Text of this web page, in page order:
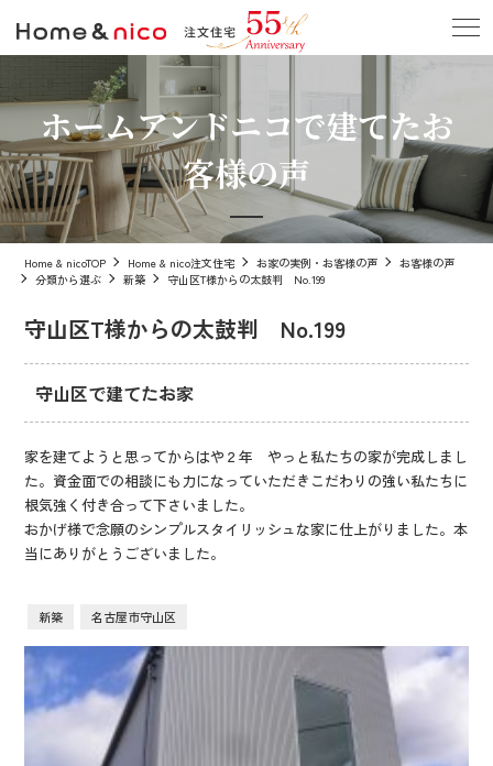
ホームアンドニコで建てたお
客様の声
Home & nicoTOP Home & nico注文住宅 お家の実例・お客様の声
お客様の声
分類から選ぶ
新築 守山区T様からの太鼓判 No.199
守山区T様からの太鼓判 No.199
守山区で建てたお家
家を建てようと思ってからはや２年 やっと私たちの家が完成しまし
た。資金面での相談にも力になっていただきこだわりの強い私たちに
根気強く付き合って下さいました。
おかげ様で念願のシンプルスタイリッシュな家に仕上がりました。本
当にありがとうございました。
新築 名古屋市守山区